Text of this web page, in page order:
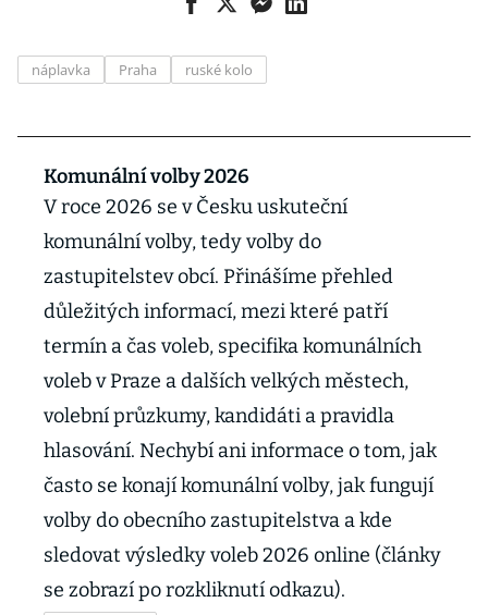
náplavka Praha ruské kolo
Komunální volby 2026
V roce 2026 se v Česku uskuteční
komunální volby, tedy volby do
zastupitelstev obcí. Přinášíme přehled
důležitých informací, mezi které patří
termín a čas voleb, specifika komunálních
voleb v Praze a dalších velkých městech,
volební průzkumy, kandidáti a pravidla
hlasování. Nechybí ani informace o tom, jak
často se konají komunální volby, jak fungují
volby do obecního zastupitelstva a kde
sledovat výsledky voleb 2026 online (články
se zobrazí po rozkliknutí odkazu).